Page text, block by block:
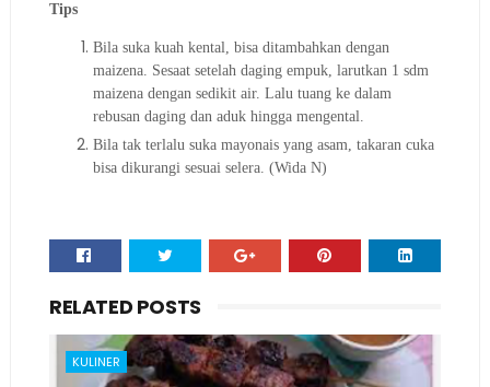
Tips
Bila suka kuah kental, bisa ditambahkan dengan
maizena. Sesaat setelah daging empuk, larutkan 1 sdm
maizena dengan sedikit air. Lalu tuang ke dalam
rebusan daging dan aduk hingga mengental.
Bila tak terlalu suka mayonais yang asam, takaran cuka
bisa dikurangi sesuai selera. (Wida N)
RELATED POSTS
KULINER